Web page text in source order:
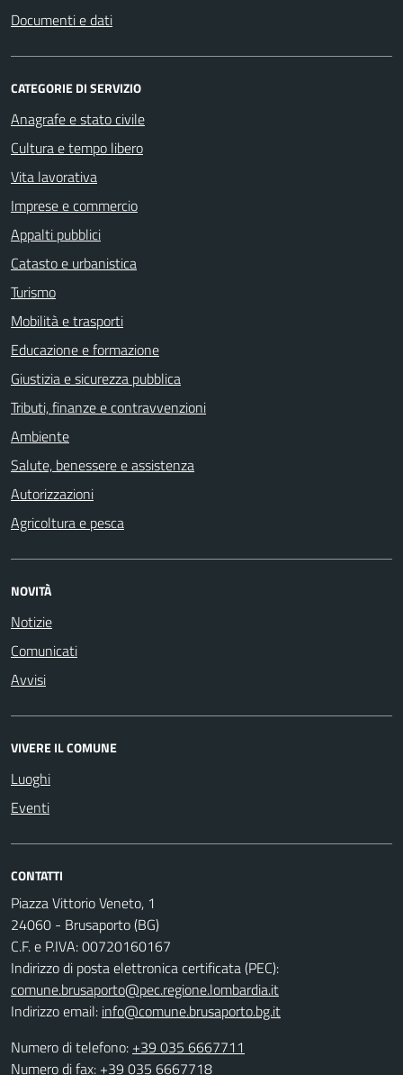
Documenti e dati
CATEGORIE DI SERVIZIO
Anagrafe e stato civile
Cultura e tempo libero
Vita lavorativa
Imprese e commercio
Appalti pubblici
Catasto e urbanistica
Turismo
Mobilità e trasporti
Educazione e formazione
Giustizia e sicurezza pubblica
Tributi, finanze e contravvenzioni
Ambiente
Salute, benessere e assistenza
Autorizzazioni
Agricoltura e pesca
NOVITÀ
Notizie
Comunicati
Avvisi
VIVERE IL COMUNE
Luoghi
Eventi
CONTATTI
Piazza Vittorio Veneto, 1
24060 - Brusaporto (BG)
C.F. e P.IVA: 00720160167
Indirizzo di posta elettronica certificata (PEC):
comune.brusaporto@pec.regione.lombardia.it
Indirizzo email: info@comune.brusaporto.bg.it
Numero di telefono: +39 035 6667711
Numero di fax: +39 035 6667718